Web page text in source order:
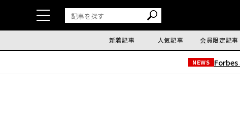
新着記事 人気記事 会員限定記事
NEWS Forbes